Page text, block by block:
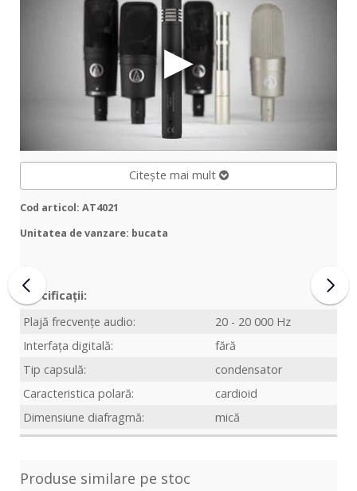
Citește mai mult
Cod articol: AT4021
Unitatea de vanzare: bucata
Specificații:
Plajă frecvențe audio:
20 - 20 000 Hz
Interfața digitală:
fără
Tip capsulă:
condensator
Caracteristica polară:
cardioid
Dimensiune diafragmă:
mică
Produse similare pe stoc